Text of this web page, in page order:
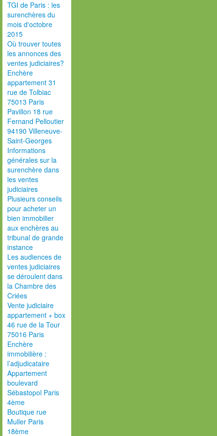
TGI de Paris : les
surenchères du
mois d'octobre
2015
Où trouver toutes
les annonces des
ventes judiciaires?
Enchère
appartement 31
rue de Tolbiac
75013 Paris
Pavillon 18 rue
Fernand Pelloutier
94190 Villeneuve-
Saint-Georges
Informations
générales sur la
surenchère dans
les ventes
judiciaires
Plusieurs conseils
pour acheter un
bien immobilier
aux enchères au
tribunal de grande
instance
Les audiences de
ventes judiciaires
se déroulent dans
la Chambre des
Criées
Vente judiciaire
appartement + box
46 rue de la Tour
75016 Paris
Enchère
immobilière :
l’adjudicataire
Appartement
boulevard
Sébastopol Paris
4ème
Boutique rue
Muller Paris
18ème